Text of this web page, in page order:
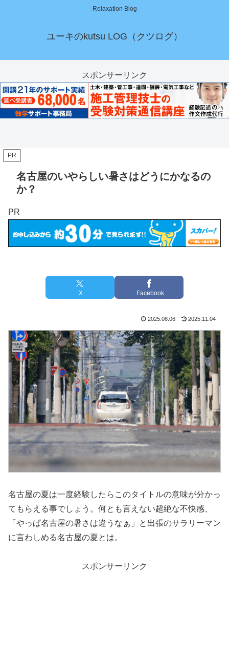
Relaxation Blog
ユーキのkutsu LOG（クツログ）
スポンサーリンク
PR
名古屋のいやらしい暑さはどうにかなるの
か？
PR
X Facebook
2025.08.06 2025.11.04
名古屋の夏は一度経験したらこのタイトルの意味が分かっ
てもらえる事でしょう。何とも言えない超絶な不快感、
「やっぱ名古屋の暑さは違うなぁ」と出張のサラリーマン
に言わしめる名古屋の夏とは。
スポンサーリンク